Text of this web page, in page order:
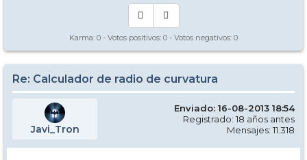
Karma: 0 - Votos positivos: 0 - Votos negativos: 0
Re: Calculador de radio de curvatura
Javi_Tron
Enviado: 16-08-2013 18:54
Registrado: 18 años antes
Mensajes: 11.318